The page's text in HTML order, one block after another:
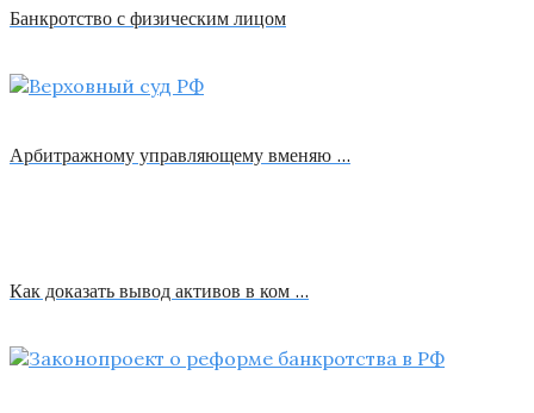
Банкротство с физическим лицом
Арбитражному управляющему вменяю …
Как доказать вывод активов в ком …